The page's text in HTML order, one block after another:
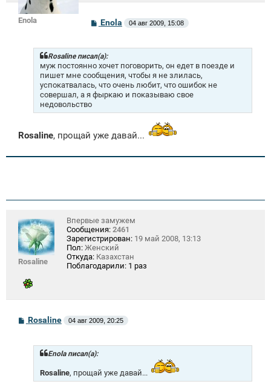
Enola
С
б
щ
е
н
и
е
Enola 04 авг 2009, 15:08
Rosaline писал(а):
муж постоянно хочет поговорить, он едет в поезде и
пишет мне сообщения, чтобы я не злилась,
успокатвалась, что очень любит, что ошибок не
совершал, а я фыркаю и показываю свое
недовольство
Rosaline, прощай уже давай...
Rosaline
Впервые замужем
Сообщения: 2461
Зарегистрирован: 19 май 2008, 13:13
Пол: Женский
Откуда: Казахстан
Поблагодарили: 1 раз
СRosaline 04 авг 2009, 20:25
Enola писал(а):
Rosaline, прощай уже давай...